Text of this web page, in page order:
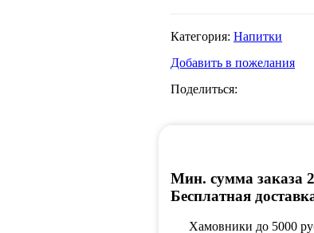
Категория: Напитки
Добавить в пожелания
Поделиться:
Мин. сумма заказа
Бесплатная
Хамовники до 5000